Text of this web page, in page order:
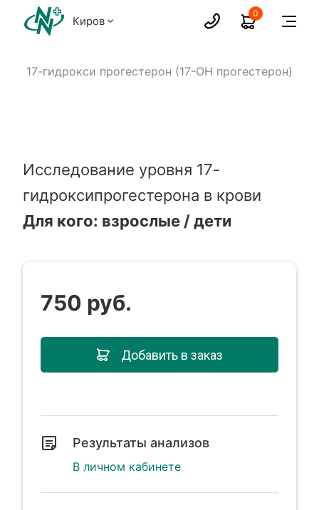
Киров
0
17-гидрокси прогестерон (17-ОН прогестерон)
Исследование уровня 17-
гидроксипрогестерона в крови
Для кого: взрослые / дети
750 руб.
Добавить в заказ
Результаты анализов
В личном кабинете